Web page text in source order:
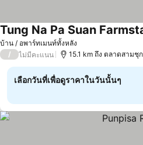
บ้าน / อพาร์ทเมนท์ทั้งหลัง
Tung Na Pa Suan
/ ไม่มีคะแนน 15.1 km ถึง ตลาดสามชุก
เลือกวันที่เพื่อดูราคาในวันนั้นๆ